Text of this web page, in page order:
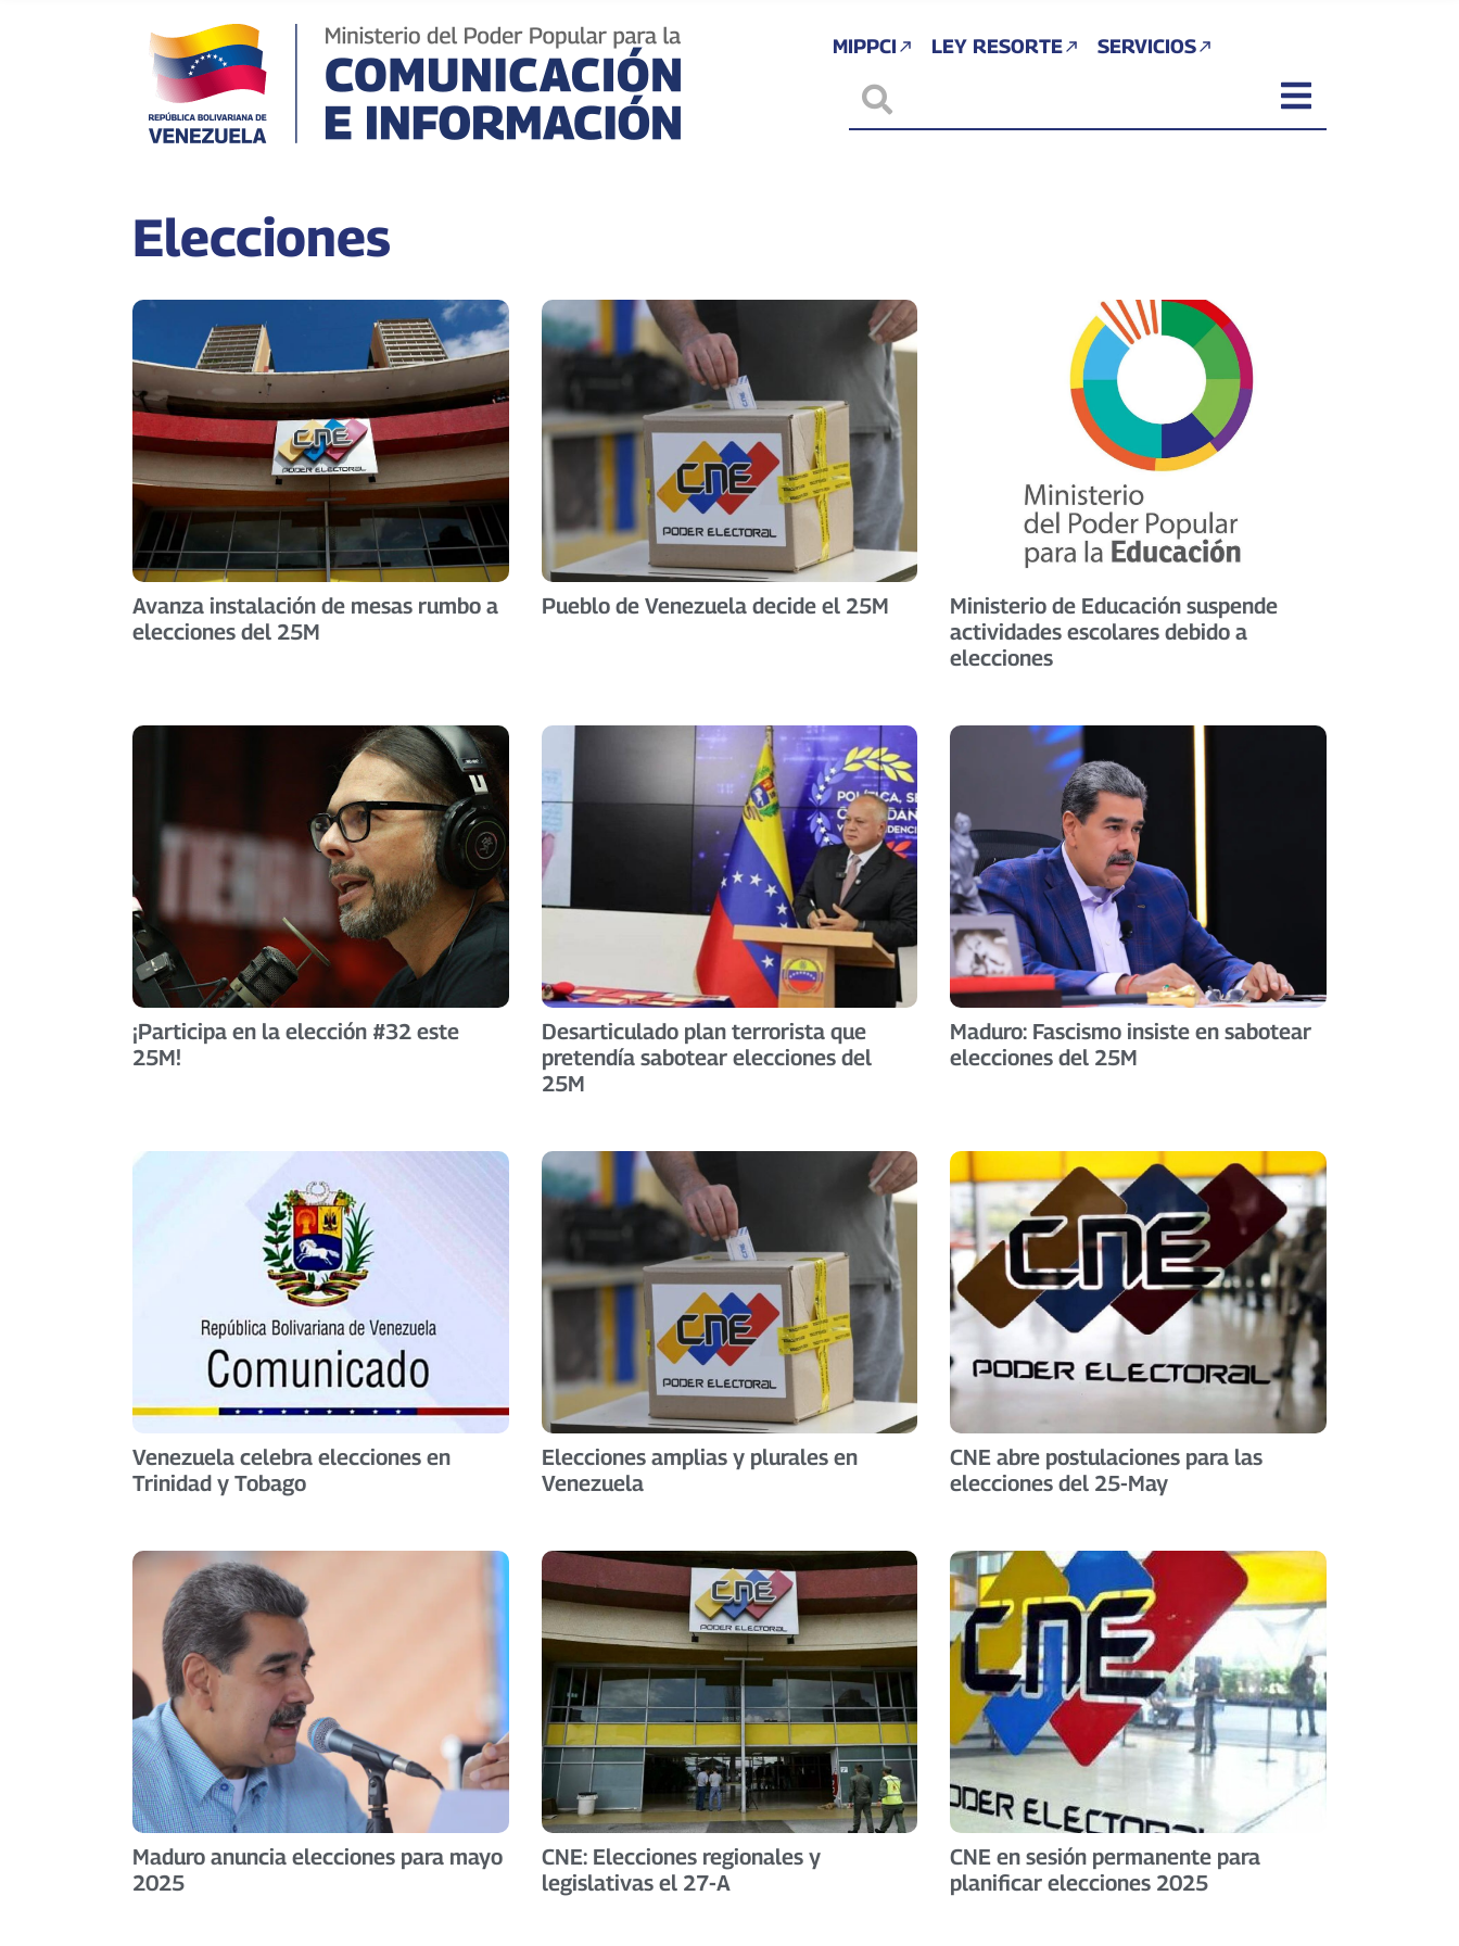
MIPPCI LEY RESORTE SERVICIOS
Elecciones
Avanza instalación de mesas rumbo a
elecciones del 25M
Pueblo de Venezuela decide el 25M
Ministerio de Educación suspende
actividades escolares debido a
elecciones
¡Participa en la elección #32 este
25M!
Desarticulado plan terrorista que
pretendía sabotear elecciones del
25M
Maduro: Fascismo insiste en sabotear
elecciones del 25M
Venezuela celebra elecciones en
Trinidad y Tobago
Elecciones amplias y plurales en
Venezuela
CNE abre postulaciones para las
elecciones del 25-May
Maduro anuncia elecciones para mayo
2025
CNE: Elecciones regionales y
legislativas el 27-A
CNE en sesión permanente para
planificar elecciones 2025